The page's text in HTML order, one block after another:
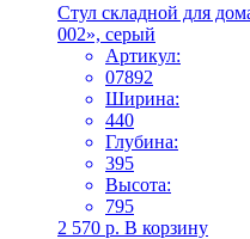
Стул складной для
002», серый
Артикул:
07892
Ширина:
440
Глубина:
395
Высота:
795
2 570 р. В корзину